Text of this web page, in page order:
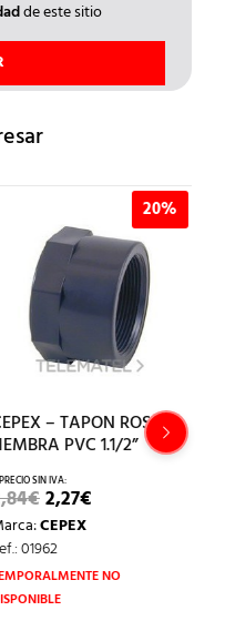
de este sitio
20%
– TAPON ROSCA
PVC 1.1/2”
€ EL
PRECIO
ORIGINAL
ERA:
2,84€.
2,27€EL
PRECIO
2,27€.
CEPEX
01962
NO